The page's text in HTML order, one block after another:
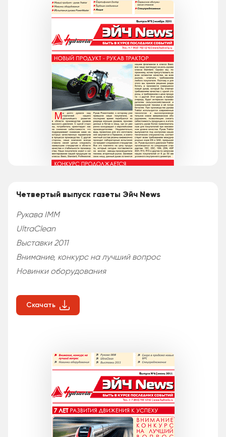
Четвертый выпуск газеты Эйч News
Рукава IMM
UltraClean
Выставки 2011
Внимание, конкурс на лучший вопрос
Новинки оборудования
Скачать